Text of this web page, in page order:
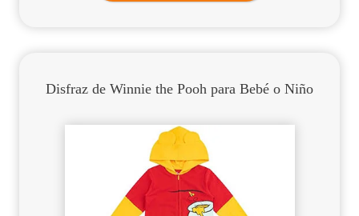
Disfraz de Winnie the Pooh para Bebé o Niño